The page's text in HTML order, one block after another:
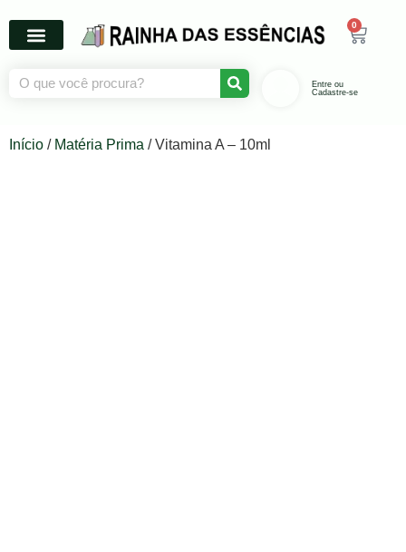
0
Entre ou
Cadastre-se
Início / Matéria Prima / Vitamina A – 10ml